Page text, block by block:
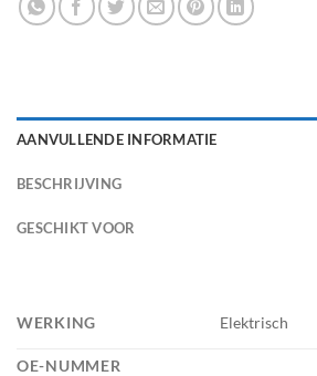
AANVULLENDE INFORMATIE
BESCHRIJVING
GESCHIKT VOOR
WERKING Elektrisch
OE-NUMMER